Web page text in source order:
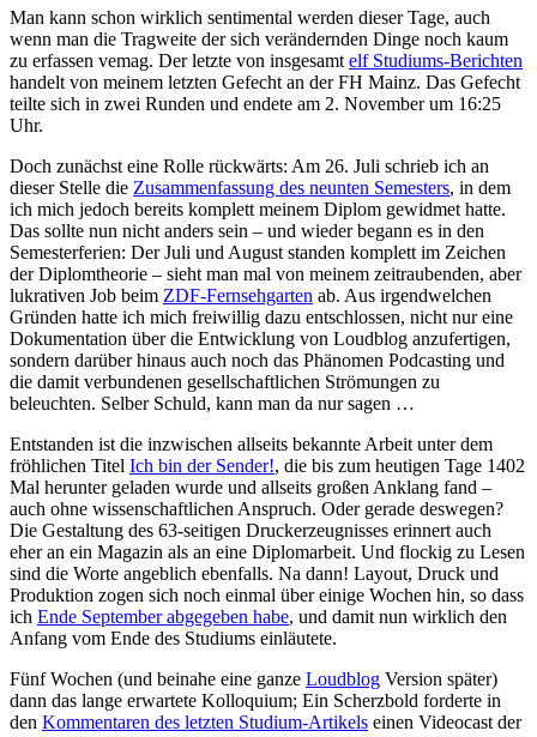
Man kann schon wirklich sentimental werden dieser Tage, auch
wenn man die Tragweite der sich verändernden Dinge noch kaum
zu erfassen vemag. Der letzte von insgesamt elf Studiums-Berichten
handelt von meinem letzten Gefecht an der FH Mainz. Das Gefecht
teilte sich in zwei Runden und endete am 2. November um 16:25
Uhr.
Doch zunächst eine Rolle rückwärts: Am 26. Juli schrieb ich an
dieser Stelle die Zusammenfassung des neunten Semesters, in dem
ich mich jedoch bereits komplett meinem Diplom gewidmet hatte.
Das sollte nun nicht anders sein – und wieder begann es in den
Semesterferien: Der Juli und August standen komplett im Zeichen
der Diplomtheorie – sieht man mal von meinem zeitraubenden, aber
lukrativen Job beim ZDF-Fernsehgarten ab. Aus irgendwelchen
Gründen hatte ich mich freiwillig dazu entschlossen, nicht nur eine
Dokumentation über die Entwicklung von Loudblog anzufertigen,
sondern darüber hinaus auch noch das Phänomen Podcasting und
die damit verbundenen gesellschaftlichen Strömungen zu
beleuchten. Selber Schuld, kann man da nur sagen …
Entstanden ist die inzwischen allseits bekannte Arbeit unter dem
fröhlichen Titel Ich bin der Sender!, die bis zum heutigen Tage 1402
Mal herunter geladen wurde und allseits großen Anklang fand –
auch ohne wissenschaftlichen Anspruch. Oder gerade deswegen?
Die Gestaltung des 63-seitigen Druckerzeugnisses erinnert auch
eher an ein Magazin als an eine Diplomarbeit. Und flockig zu Lesen
sind die Worte angeblich ebenfalls. Na dann! Layout, Druck und
Produktion zogen sich noch einmal über einige Wochen hin, so dass
ich Ende September abgegeben habe, und damit nun wirklich den
Anfang vom Ende des Studiums einläutete.
Fünf Wochen (und beinahe eine ganze Loudblog Version später)
dann das lange erwartete Kolloquium; Ein Scherzbold forderte in
den Kommentaren des letzten Studium-Artikels einen Videocast der